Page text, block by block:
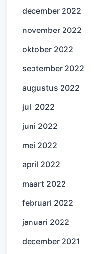
december 2022
november 2022
oktober 2022
september 2022
augustus 2022
juli 2022
juni 2022
mei 2022
april 2022
maart 2022
februari 2022
januari 2022
december 2021